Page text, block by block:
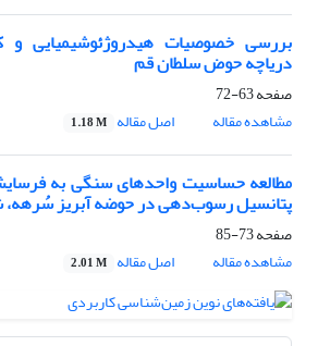
بررسی خصوصیات هیدروژئوشیمیایی و
دریاچه حوض سلطان قم
صفحه63-72
مشاهده مقاله
اصل مقاله 1.18 M
مطالعه حساسیت واحدهای سنگی به
پتانسیل رسوب‌دهی در حوضه آبریز
صفحه73-85
مشاهده مقاله
اصل مقاله 2.01 M